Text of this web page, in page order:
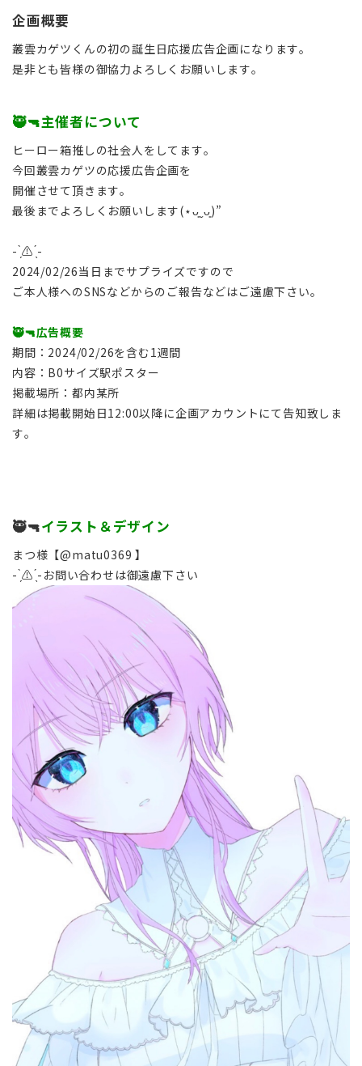
企画概要
叢雲カゲツくんの初の誕生日応援広告企画になります。
是非とも皆様の御協力よろしくお願いします。
🥷🔫主催者について
ヒーロー箱推しの社会人をしてます。
今回叢雲カゲツの応援広告企画を
開催させて頂きます。
最後までよろしくお願いします(⋆ᴗ͈ˬᴗ͈)”
- ̗̀⚠︎ ̖́-
2024/02/26当日までサプライズですので
ご本人様へのSNSなどからのご報告などはご遠慮下さい。
🥷🔫広告概要
期間：2024/02/26を含む1週間
内容：B0サイズ駅ポスター
掲載場所：都内某所
詳細は掲載開始日12:00以降に企画アカウントにて告知致しま
す。
🥷🔫イラスト＆デザイン
まつ様【@matu0369 】
- ̗̀⚠︎ ̖́-お問い合わせは御遠慮下さい